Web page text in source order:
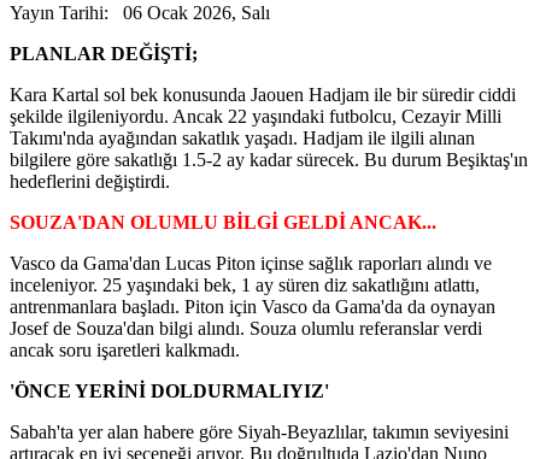
Yayın Tarihi: 06 Ocak 2026, Salı
PLANLAR DEĞİŞTİ;
Kara Kartal sol bek konusunda Jaouen Hadjam ile bir süredir ciddi
şekilde ilgileniyordu. Ancak 22 yaşındaki futbolcu, Cezayir Milli
Takımı'nda ayağından sakatlık yaşadı. Hadjam ile ilgili alınan
bilgilere göre sakatlığı 1.5-2 ay kadar sürecek. Bu durum Beşiktaş'ın
hedeflerini değiştirdi.
SOUZA'DAN OLUMLU BİLGİ GELDİ ANCAK...
Vasco da Gama'dan Lucas Piton içinse sağlık raporları alındı ve
inceleniyor. 25 yaşındaki bek, 1 ay süren diz sakatlığını atlattı,
antrenmanlara başladı. Piton için Vasco da Gama'da da oynayan
Josef de Souza'dan bilgi alındı. Souza olumlu referanslar verdi
ancak soru işaretleri kalkmadı.
'ÖNCE YERİNİ DOLDURMALIYIZ'
Sabah'ta yer alan habere göre Siyah-Beyazlılar, takımın seviyesini
artıracak en iyi seçeneği arıyor. Bu doğrultuda Lazio'dan Nuno